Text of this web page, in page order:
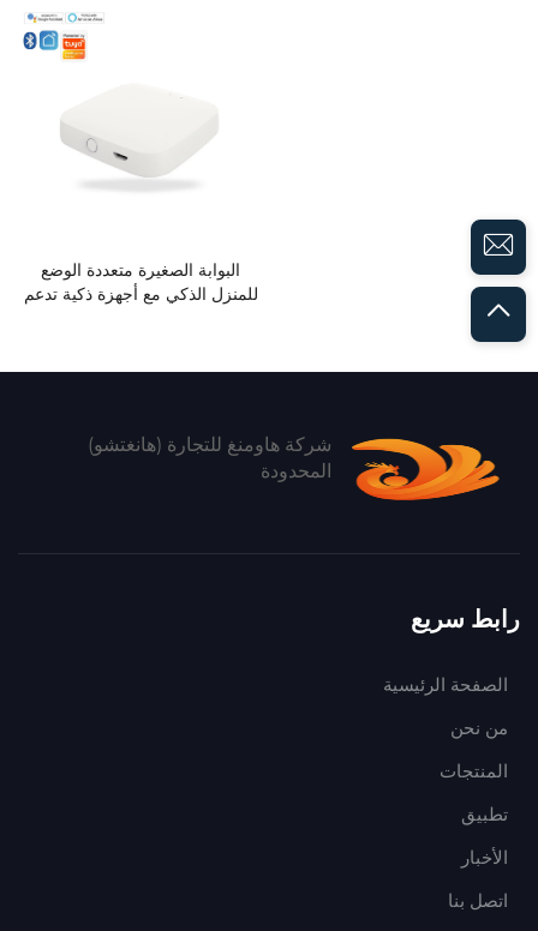
للتحكم في أتمتة المنزل عبر BLE
البوابة الصغيرة متعددة الوضع
للمنزل الذكي مع أجهزة ذكية تدعم
شركة هاومنغ للتجارة (هانغتشو)
المحدودة
رابط سريع
الصفحة الرئيسية
من نحن
المنتجات
تطبيق
الأخبار
اتصل بنا